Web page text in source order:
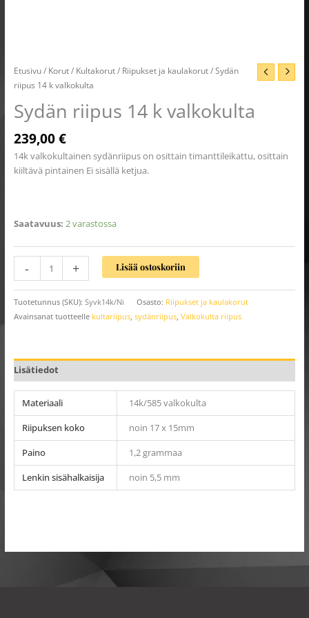
Etusivu/ Korut/ Kultakorut/ Riipukset ja kaulakorut/ Sydän
riipus 14 k valkokulta
Sydän riipus 14 k valkokulta
239,00€
14k valkokultainen sydänriipus on osittain timanttileikattu, osittain
kiiltävä pintainen Ei sisällä ketjua.
Saatavuus: 2 varastossa
- + Lisää ostoskoriin
Tuotetunnus (SKU): Syvk14k/Ni Osasto: Riipukset ja kaulakorut
Avainsanat tuotteelle kultariipus, sydänriipus, Valkokulta riipus
Lisätiedot
Materiaali
14k/585 valkokulta
Riipuksen koko
noin 17 x 15mm
Paino
1,2 grammaa
Lenkin sisähalkaisija
noin 5,5 mm